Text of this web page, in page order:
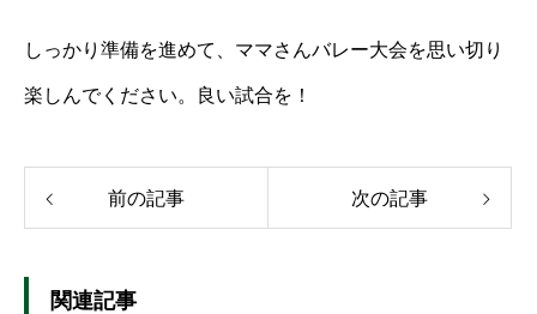
しっかり準備を進めて、ママさんバレー大会を思い切り
楽しんでください。良い試合を！
前の記事 次の記事
関連記事